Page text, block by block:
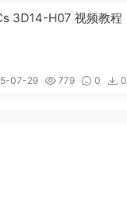
3D14-H07 视频教程
07-29 779 0 0